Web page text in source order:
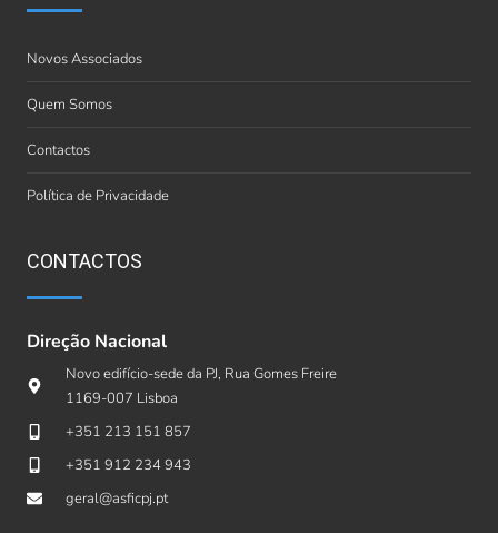
Novos Associados
Quem Somos
Contactos
Política de Privacidade
CONTACTOS
Direção Nacional
Novo edifício-sede da PJ, Rua Gomes Freire
1169-007 Lisboa
+351 213 151 857
+351 912 234 943
geral@asficpj.pt